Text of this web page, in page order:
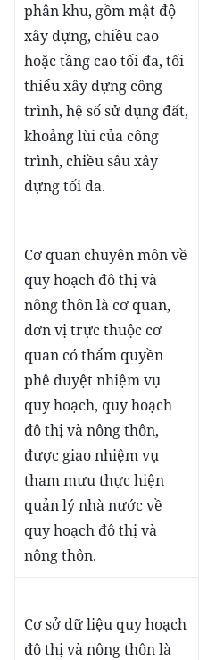
phân khu, gồm mật độ
xây dựng, chiều cao
hoặc tầng cao tối đa, tối
thiểu xây dựng công
trình, hệ số sử dụng đất,
khoảng lùi của công
trình, chiều sâu xây
dựng tối đa.
Cơ quan chuyên môn về
quy hoạch đô thị và
nông thôn là cơ quan,
đơn vị trực thuộc cơ
quan có thẩm quyền
phê duyệt nhiệm vụ
quy hoạch, quy hoạch
đô thị và nông thôn,
được giao nhiệm vụ
tham mưu thực hiện
quản lý nhà nước về
quy hoạch đô thị và
nông thôn.
Cơ sở dữ liệu quy hoạch
đô thị và nông thôn là